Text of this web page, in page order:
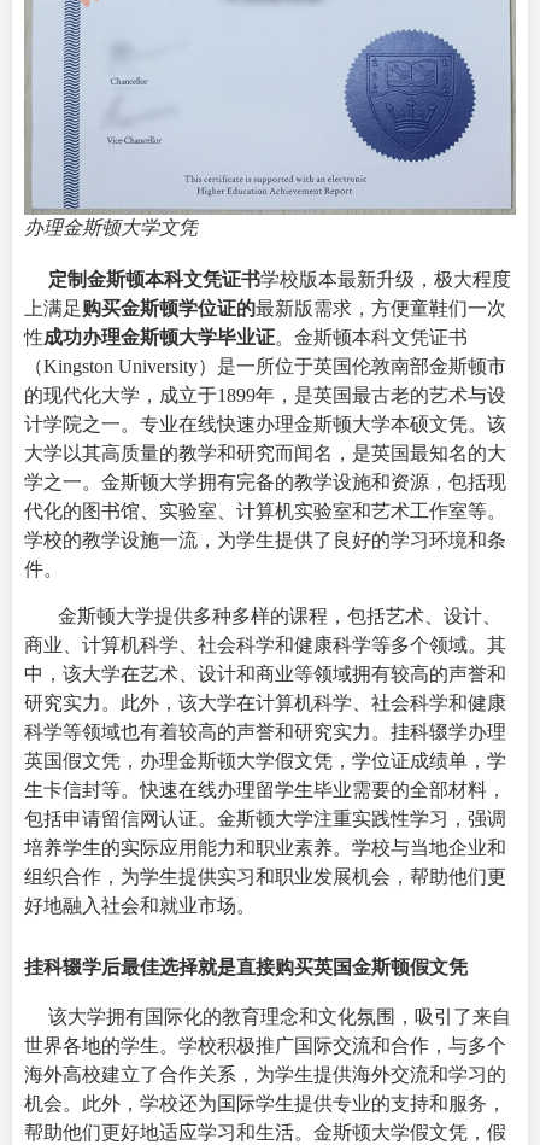
办理金斯顿大学文凭
定制金斯顿本科文凭证书学校版本最新升级，极大程度
上满足购买金斯顿学位证的最新版需求，方便童鞋们一次
性成功办理金斯顿大学毕业证。金斯顿本科文凭证书
（Kingston University）是一所位于英国伦敦南部金斯顿市
的现代化大学，成立于1899年，是英国最古老的艺术与设
计学院之一。专业在线快速办理金斯顿大学本硕文凭。该
大学以其高质量的教学和研究而闻名，是英国最知名的大
学之一。金斯顿大学拥有完备的教学设施和资源，包括现
代化的图书馆、实验室、计算机实验室和艺术工作室等。
学校的教学设施一流，为学生提供了良好的学习环境和条
件。
金斯顿大学提供多种多样的课程，包括艺术、设计、
商业、计算机科学、社会科学和健康科学等多个领域。其
中，该大学在艺术、设计和商业等领域拥有较高的声誉和
研究实力。此外，该大学在计算机科学、社会科学和健康
科学等领域也有着较高的声誉和研究实力。挂科辍学办理
英国假文凭，办理金斯顿大学假文凭，学位证成绩单，学
生卡信封等。快速在线办理留学生毕业需要的全部材料，
包括申请留信网认证。 金斯顿大学注重实践性学习，强调
培养学生的实际应用能力和职业素养。学校与当地企业和
组织合作，为学生提供实习和职业发展机会，帮助他们更
好地融入社会和就业市场。
挂科辍学后最佳选择就是直接购买英国金斯顿假文凭
该大学拥有国际化的教育理念和文化氛围，吸引了来自
世界各地的学生。学校积极推广国际交流和合作，与多个
海外高校建立了合作关系，为学生提供海外交流和学习的
机会。此外，学校还为国际学生提供专业的支持和服务，
帮助他们更好地适应学习和生活。金斯顿大学假文凭，假